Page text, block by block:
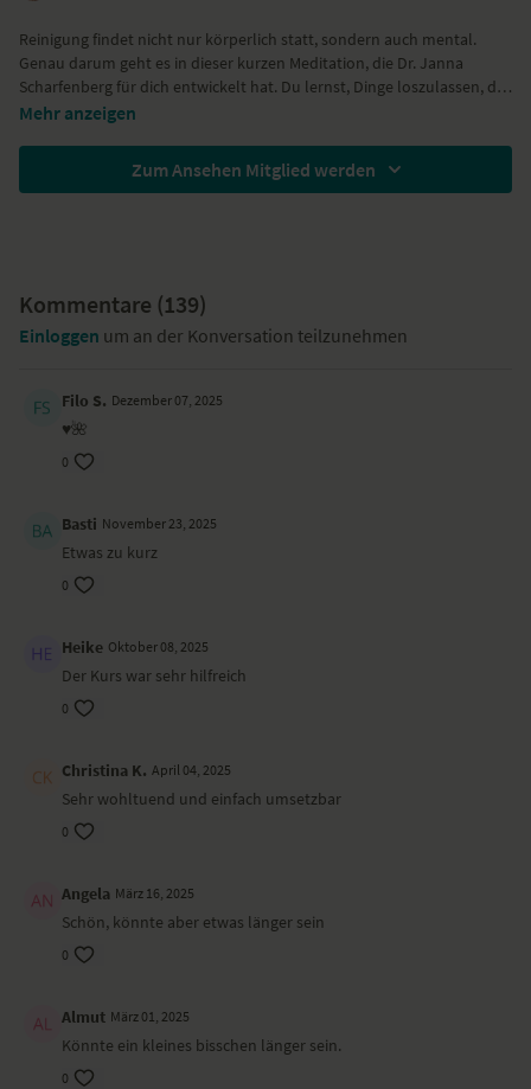
Reinigung findet nicht nur körperlich statt, sondern auch mental.
Genau darum geht es in dieser kurzen Meditation, die Dr. Janna
Scharfenberg für dich entwickelt hat. Du lernst, Dinge loszulassen, die
du nicht mehr brauchst und die dir nicht (mehr) nützen. So kannst du
Mehr anzeigen
Zum Ansehen Mitglied werden
Kommentare (139)
Einloggen um an der Konversation teilzunehmen
Filo S. Dezember 07, 2025
♥️🌺
0
Basti November 23, 2025
Etwas zu kurz
0
Heike Oktober 08, 2025
Der Kurs war sehr hilfreich
0
Christina K. April 04, 2025
Sehr wohltuend und einfach umsetzbar
0
Angela März 16, 2025
Schön, könnte aber etwas länger sein
0
Almut März 01, 2025
Könnte ein kleines bisschen länger sein.
0